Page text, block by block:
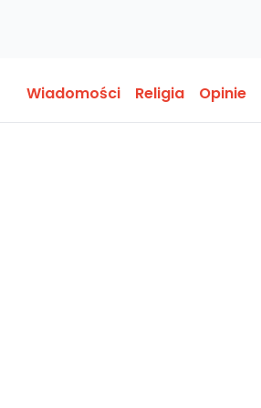
Wiadomości Religia Opinie